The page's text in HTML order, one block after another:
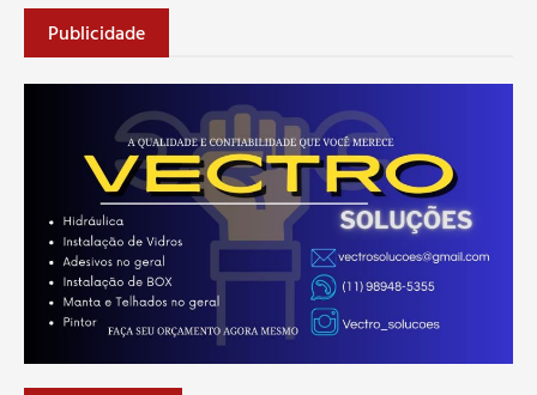
Publicidade